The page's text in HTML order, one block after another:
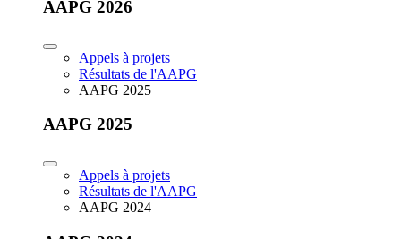
AAPG 2026
Appels à projets
Résultats de l'AAPG
AAPG 2025
AAPG 2025
Appels à projets
Résultats de l'AAPG
AAPG 2024